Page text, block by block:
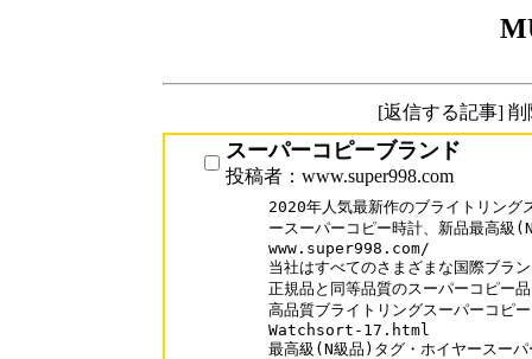
[返信する記事]
スーパーコピーブランド
投稿者：www.super998.com
2020年人気最新作のブライトリング
ースーパーコピー時計、新品最高級
www.super998.com/
当社はすべてのさまざまな国際ブラ
正規品と同等品質のスーパーコピー
高品質ブライトリングスーパーコ
Watchsort-17.html
最高級(N級品)タグ・ホイヤースー